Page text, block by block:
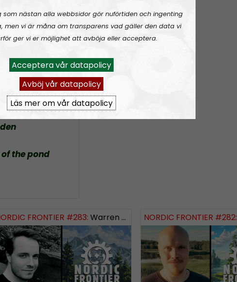
and Chat
of the pond
FRONTIER #283: Warren Balogh of Warstrike NORDIC FRONTIER #282:
som nästan alla webbsidor gör nuförtiden och ingenting
men vi är måna om transparens vad gäller den data vi
ger vi er möjlighet att avböja eller acceptera.
Acceptera vår datapolicy
Avböj vår datapolicy
Läs mer om vår datapolicy